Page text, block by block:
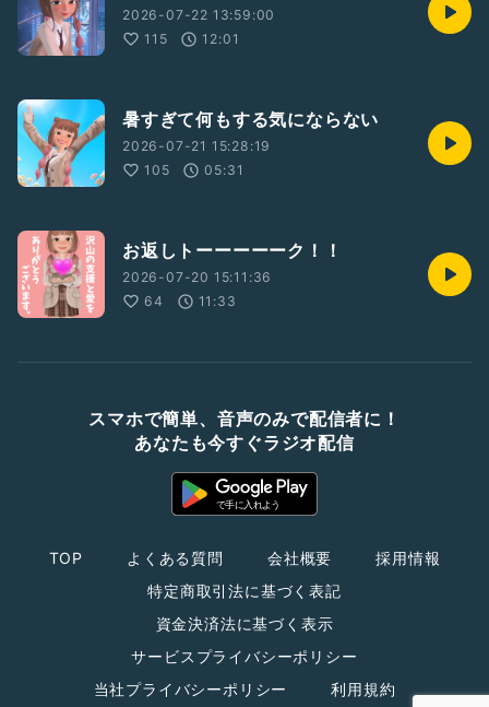
2026-07-22 13:59:00
115
12:01
暑すぎて何もする気にならない
2026-07-21 15:28:19
105
05:31
お返しトーーーーーク！！
2026-07-20 15:11:36
64
11:33
スマホで簡単、音声のみで配信者に！
あなたも今すぐラジオ配信
TOP よくある質問 会社概要
採用情報
特定商取引法に基づく表記
資金決済法に基づく表示
サービスプライバシーポリシー
当社プライバシーポリシー
利用規約